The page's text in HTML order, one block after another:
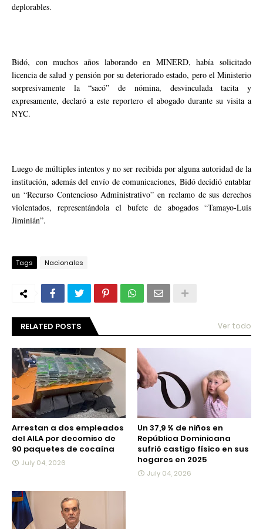
deplorables.
Bidó, con muchos años laborando en MINERD, había solicitado
licencia de salud y pensión por su deteriorado estado, pero el Ministerio
sorpresivamente la “sacó” de nómina, desvinculada tacita y
expresamente, declaró a este reportero el abogado durante su visita a
NYC.
Luego de múltiples intentos y no ser recibida por alguna autoridad de la
institución, además del envío de comunicaciones, Bidó decidió entablar
un “Recurso Contencioso Administrativo” en reclamo de sus derechos
violentados, representándola el bufete de abogados “Tamayo-Luis
Jiminián”.
Tags Nacionales
RELATED POSTS Ver todo
Arrestan a dos empleados
del AILA por decomiso de
90 paquetes de cocaína
July 04, 2026
Un 37,9 % de niños en
República Dominicana
sufrió castigo físico en sus
hogares en 2025
July 04, 2026